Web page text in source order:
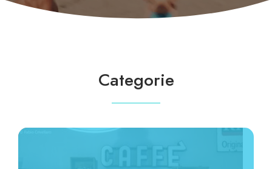
Categorie